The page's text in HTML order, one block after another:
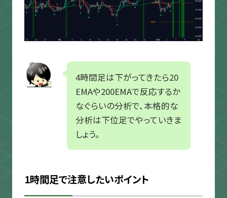
4時間足は下がってきたら20
EMAや200EMAで反応するか
なぐらいの分析で、本格的な
分析は下位足でやっていきま
しょう。
1時間足で注意したいポイント